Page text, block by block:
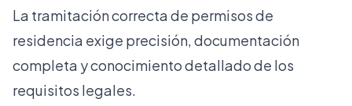
La tramitación correcta de permisos de
residencia exige precisión, documentación
completa y conocimiento detallado de los
requisitos legales.